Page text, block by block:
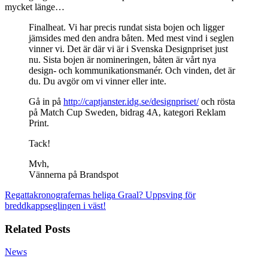
mycket länge…
Finalheat. Vi har precis rundat sista bojen och ligger
jämsides med den andra båten. Med mest vind i seglen
vinner vi. Det är där vi är i Svenska Designpriset just
nu. Sista bojen är nomineringen, båten är vårt nya
design- och kommunikationsmanér. Och vinden, det är
du. Du avgör om vi vinner eller inte.
Gå in på http://captjanster.idg.se/designpriset/och rösta
på Match Cup Sweden, bidrag 4A, kategori Reklam
Print.
Tack!
Mvh,
Vännerna på Brandspot
Regattakronografernas heliga Graal? Uppsving för
breddkappseglingen i väst!
Related Posts
News